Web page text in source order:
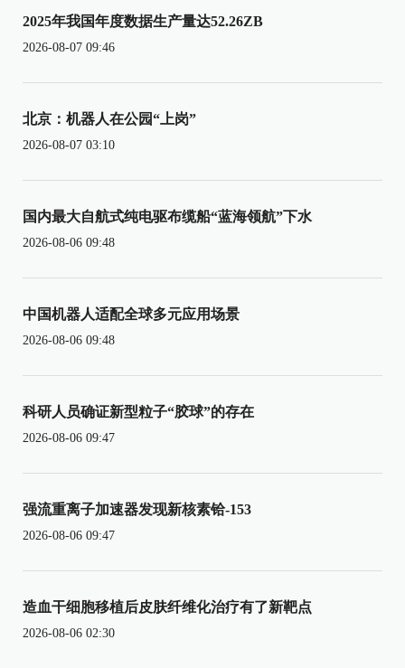
2025年我国年度数据生产量达52.26ZB
2026-08-07 09:46
北京：机器人在公园“上岗”
2026-08-07 03:10
国内最大自航式纯电驱布缆船“蓝海领航”下水
2026-08-06 09:48
中国机器人适配全球多元应用场景
2026-08-06 09:48
科研人员确证新型粒子“胶球”的存在
2026-08-06 09:47
强流重离子加速器发现新核素铪-153
2026-08-06 09:47
造血干细胞移植后皮肤纤维化治疗有了新靶点
2026-08-06 02:30